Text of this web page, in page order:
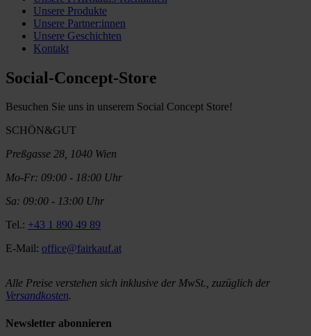
Unsere Produkte
Unsere Partner:innen
Unsere Geschichten
Kontakt
Social-Concept-Store
Besuchen Sie uns in unserem Social Concept Store!
SCHÖN&GUT
Preßgasse 28, 1040 Wien
Mo-Fr: 09:00 - 18:00 Uhr
Sa: 09:00 - 13:00 Uhr
Tel.: +43 1 890 49 89
E-Mail: office@fairkauf.at
Alle Preise verstehen sich inklusive der MwSt., zuzüglich der
Versandkosten.
Newsletter abonnieren